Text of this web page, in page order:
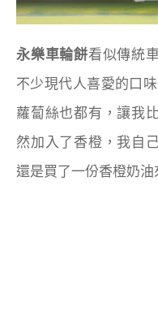
永樂車輪餅看似傳統
不少現代人喜愛的口
蘿蔔絲也都有，讓我
然加入了香橙，我自
還是買了一份香橙奶油